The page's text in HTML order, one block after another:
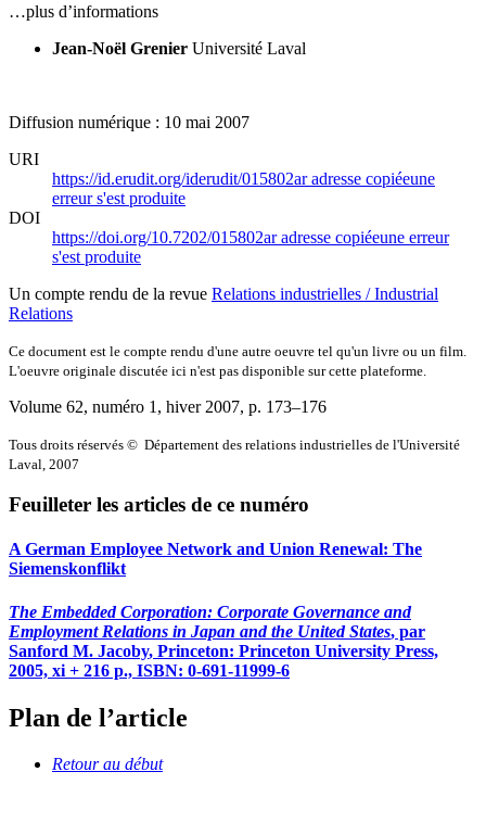
…plus d’informations
Jean-Noël Grenier Université Laval
Diffusion numérique : 10 mai 2007
URI
https://id.erudit.org/iderudit/015802aradresse copiéeune
erreur s'est produite
DOI
https://doi.org/10.7202/015802aradresse copiéeune erreur
s'est produite
Un compte rendu de la revue Relations industrielles / Industrial
Relations
Ce document est le compte rendu d'une autre oeuvre tel qu'un livre ou un film.
L'oeuvre originale discutée ici n'est pas disponible sur cette plateforme.
Volume 62, numéro 1, hiver 2007, p. 173–176
Tous droits réservés © Département des relations industrielles de l'Université
Laval, 2007
Feuilleter les articles de ce numéro
A German Employee Network and Union Renewal: The
Siemenskonflikt
The Embedded Corporation: Corporate Governance and
Employment Relations in Japan and the United States, par
Sanford M. Jacoby, Princeton: Princeton University Press,
2005, xi + 216 p., ISBN: 0-691-11999-6
Plan de l’article
Retour au début